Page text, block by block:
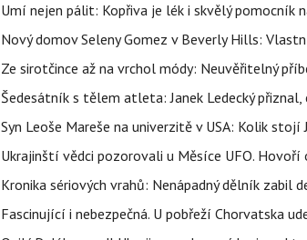
Umí nejen pálit: Kopřiva je lék i skvělý pomocník
Nový domov Seleny Gomez v Beverly Hills:
Ze sirotčince až na vrchol módy: Neuvěřitelný
Šedesátník s tělem atleta: Janek Ledecký
Syn Leoše Mareše na univerzitě v USA: Kolik
Ukrajinští vědci pozorovali u Měsíce UFO.
Kronika sériových vrahů: Nenápadný dělník zabil
Fascinující i nebezpečná. U pobřeží Chorvatska